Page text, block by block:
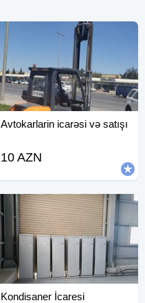
Avtokarlarin icarəsi və satışı
10 AZN
Kondisaner İcaresi